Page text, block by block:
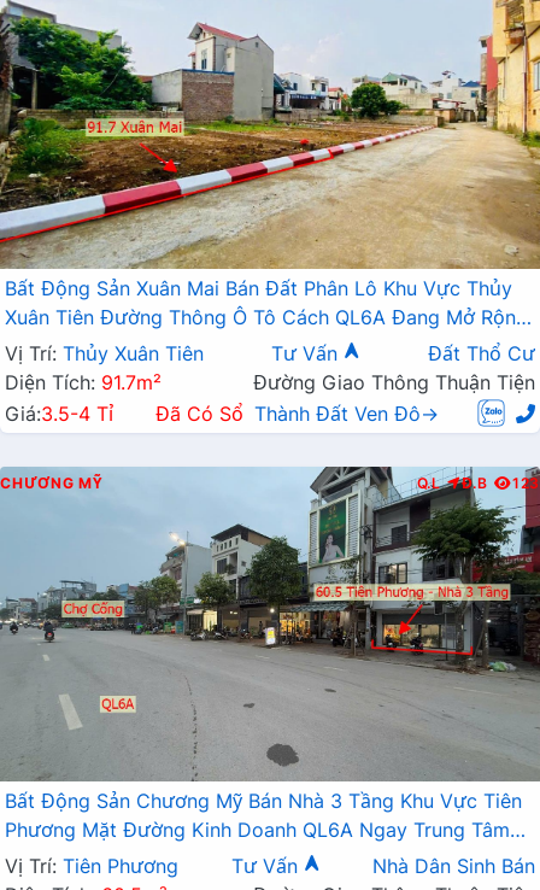
Bất Động Sản Xuân Mai Bán Đất Phân Lô Khu Vực Thủy
Xuân Tiên Đường Thông Ô Tô Cách QL6A Đang Mở Rộng
Chỉ Vài Bước Chân
Vị Trí: Thủy Xuân Tiên Tư Vấn
Đất Thổ Cư
Diện Tích: 91.7m²
Đường Giao Thông Thuận Tiện
Giá:3.5-4 Tỉ Đã Có Sổ Thành Đất Ven Đô→
CHƯƠNG MỸ Q.L Đ.B 123
Bất Động Sản Chương Mỹ Bán Nhà 3 Tầng Khu Vực Tiên
Phương Mặt Đường Kinh Doanh QL6A Ngay Trung Tâm
Chợ Cống
Vị Trí: Tiên Phương Tư Vấn
Nhà Dân Sinh Bán